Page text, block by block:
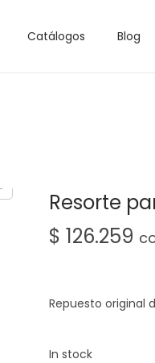
Catálogos Blog
Resorte
$ 126.259
Repuesto original
In stock